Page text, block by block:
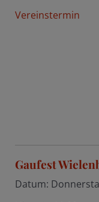
Vereinstermin
Gaufest
Datum: